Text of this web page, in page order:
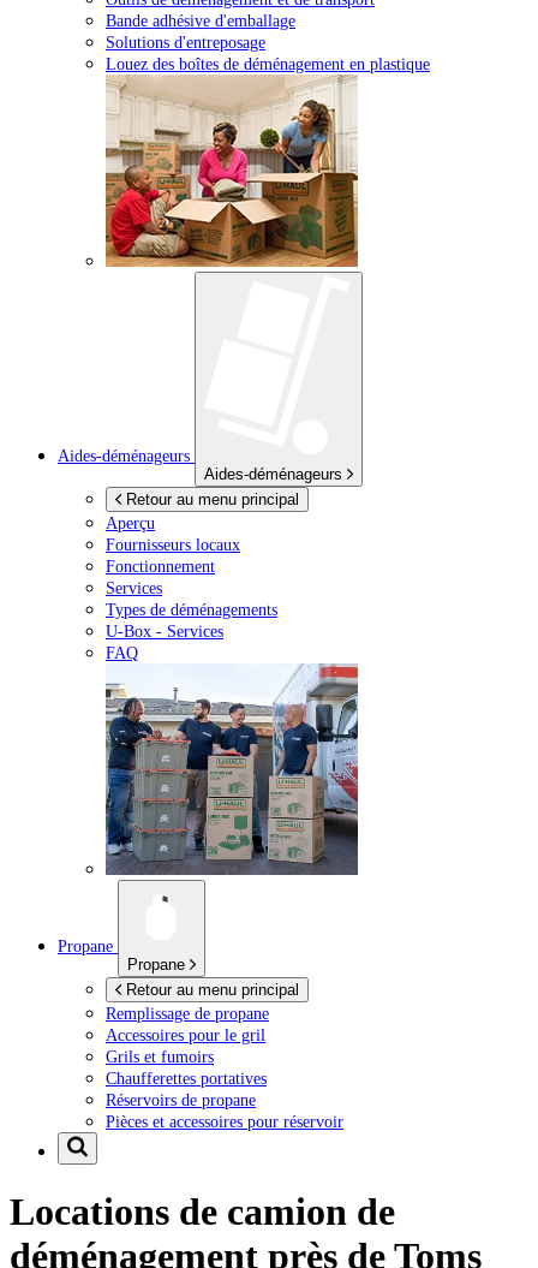
Bande adhésive d'emballage
Solutions d'entreposage
Louez des boîtes de déménagement en plastique
Aides-déménageurs
Aides-déménageurs
Retour au menu principal
Aperçu
Fournisseurs locaux
Fonctionnement
Services
Types de déménagements
U-Box - Services
FAQ
Propane
Propane
Retour au menu principal
Remplissage de propane
Accessoires pour le gril
Grils et fumoirs
Chaufferettes portatives
Réservoirs de propane
Pièces et accessoires pour réservoir
Locations de camion de
déménagement près deToms